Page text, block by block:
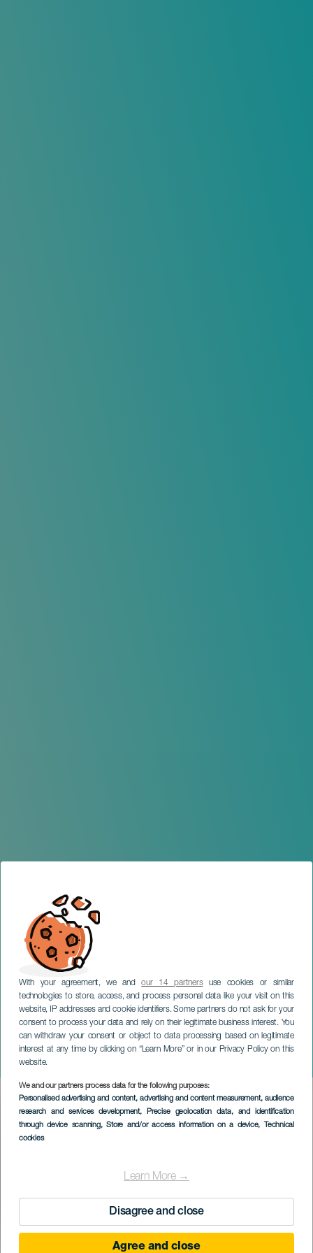
With your agreement, we andour 14 partnersuse cookies or similar
technologies to store, access, and process personal data like your visit on this
website, IP addresses and cookie identifiers. Some partners do not ask for your
consent to process your data and rely on their legitimate business interest. You
can withdraw your consent or object to data processing based on legitimate
interest at any time by clicking on “Learn More” or in our Privacy Policy on this
website.
We and our partners process data for the following purposes:
Personalised advertising and content, advertising and content measurement, audience
research and services development, Precise geolocation data, and identification
through device scanning, Store and/or access information on a device, Technical
cookies
Learn More →
Disagree and close
Agree and close
Die Paperos-
Feierlichkeiten
GRAN CANARIA
Imagen
Listado